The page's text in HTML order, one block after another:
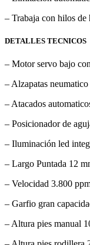
– Trabaja con hilos de
DETALLES TECNICOS
– Motor servo bajo
– Alzapatas
– Atacados
– Posicionador de
– Iluminación led
– Largo Puntada 12
– Velocidad 3.800
– Garfio gran
– Altura pies manual